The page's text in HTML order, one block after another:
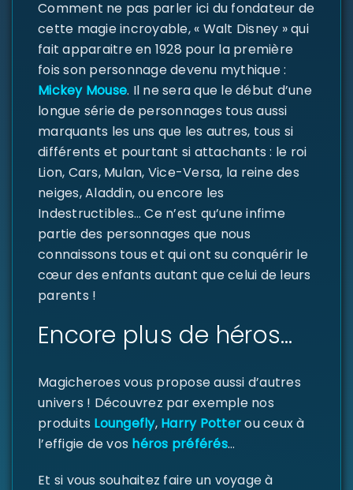
Comment ne pas parler ici du fondateur de
cette magie incroyable, « Walt Disney » qui
fait apparaitre en 1928 pour la première
fois son personnage devenu mythique :
Mickey Mouse. Il ne sera que le début d’une
longue série de personnages tous aussi
marquants les uns que les autres, tous si
différents et pourtant si attachants : le roi
Lion, Cars, Mulan, Vice-Versa, la reine des
neiges, Aladdin, ou encore les
Indestructibles… Ce n’est qu’une infime
partie des personnages que nous
connaissons tous et qui ont su conquérir le
cœur des enfants autant que celui de leurs
parents !
Encore plus de héros…
Magicheroes vous propose aussi d’autres
univers ! Découvrez par exemple nos
produits Loungefly,Harry Potterou ceux à
l’effigie de vos héros préférés…
Et si vous souhaitez faire un voyage à